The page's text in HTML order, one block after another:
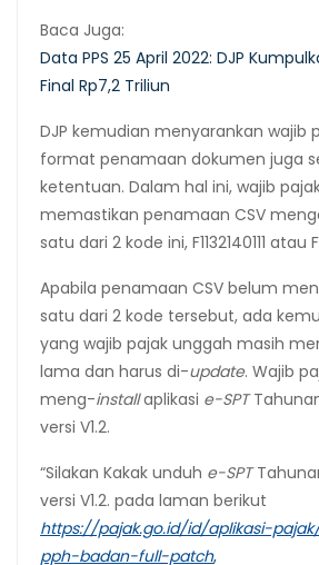
Baca Juga:
Data PPS 25 April 2022: DJP
Final Rp7,2 Triliun
DJP kemudian menyarankan wajib
format penamaan dokumen juga
ketentuan. Dalam hal ini, wajib
memastikan penamaan CSV
satu dari 2 kode ini, F1132140111 atau
Apabila penamaan CSV belum
satu dari 2 kode tersebut, ada
yang wajib pajak unggah masih
lama dan harus di-update. Wajib
meng-installaplikasi e-SPT
versi V1.2.
“Silakan Kakak unduh e-SPT
versi V1.2. pada laman berikut
https://pajak.go.id/id/aplikasi-
pph-badan-full-patch,